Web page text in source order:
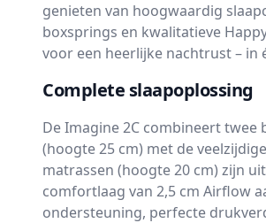
genieten van hoogwaardig
boxsprings en kwalitatieve
voor een heerlijke nachtrust – in
Complete slaapoplossing
De Imagine 2C combineert
(hoogte 25 cm) met de
matrassen (hoogte 20 cm) zijn
comfortlaag van 2,5 cm Airflow
ondersteuning, perfecte